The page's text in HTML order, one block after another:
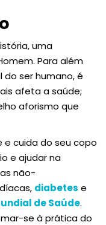
uma
Para além
ser humano, é
afeta a saúde;
aforismo que
cuida do seu copo
e ajudar na
não-
diabetes e
de Saúde.
se à prática do